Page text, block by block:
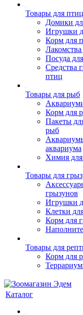
Товары для птиц
Домики
Игрушки
Корм для
Посуда
Средства
птиц
Товары для рыб
Корм для
Пакеты
рыб
аквариума
Химия
Товары для
грызунов
Игрушки
Клетки
Корм для
Товары для
Корм для
Каталог